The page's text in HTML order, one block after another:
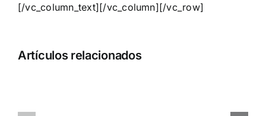
[/vc_column_text][/vc_column][/vc_row]
Artículos relacionados